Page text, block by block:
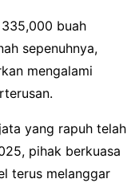
buah
sepenuhnya,
mengalami
yang rapuh telah
pihak berkuasa
terus melanggar